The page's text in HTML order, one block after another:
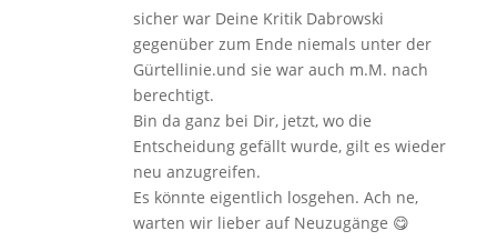
sicher war Deine Kritik Dabrowski
gegenüber zum Ende niemals unter der
Gürtellinie.und sie war auch m.M. nach
berechtigt.
Bin da ganz bei Dir, jetzt, wo die
Entscheidung gefällt wurde, gilt es wieder
neu anzugreifen.
Es könnte eigentlich losgehen. Ach ne,
warten wir lieber auf Neuzugänge 😋